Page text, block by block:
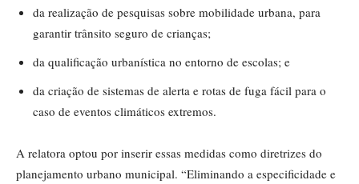
da realização de pesquisas sobre mobilidade urbana, para
garantir trânsito seguro de crianças;
da qualificação urbanística no entorno de escolas; e
da criação de sistemas de alerta e rotas de fuga fácil para o
caso de eventos climáticos extremos.
A relatora optou por inserir essas medidas como diretrizes do
planejamento urbano municipal. “Eliminando a especificidade e